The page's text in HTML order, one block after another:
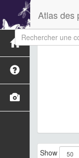
Atlas des
Show